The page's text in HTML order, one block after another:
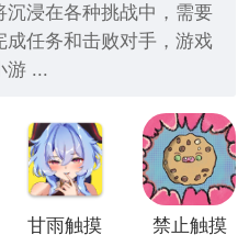
浸在各种挑战中，需要
任务和击败对手，游戏
游 ...
甘雨触摸
禁止触摸